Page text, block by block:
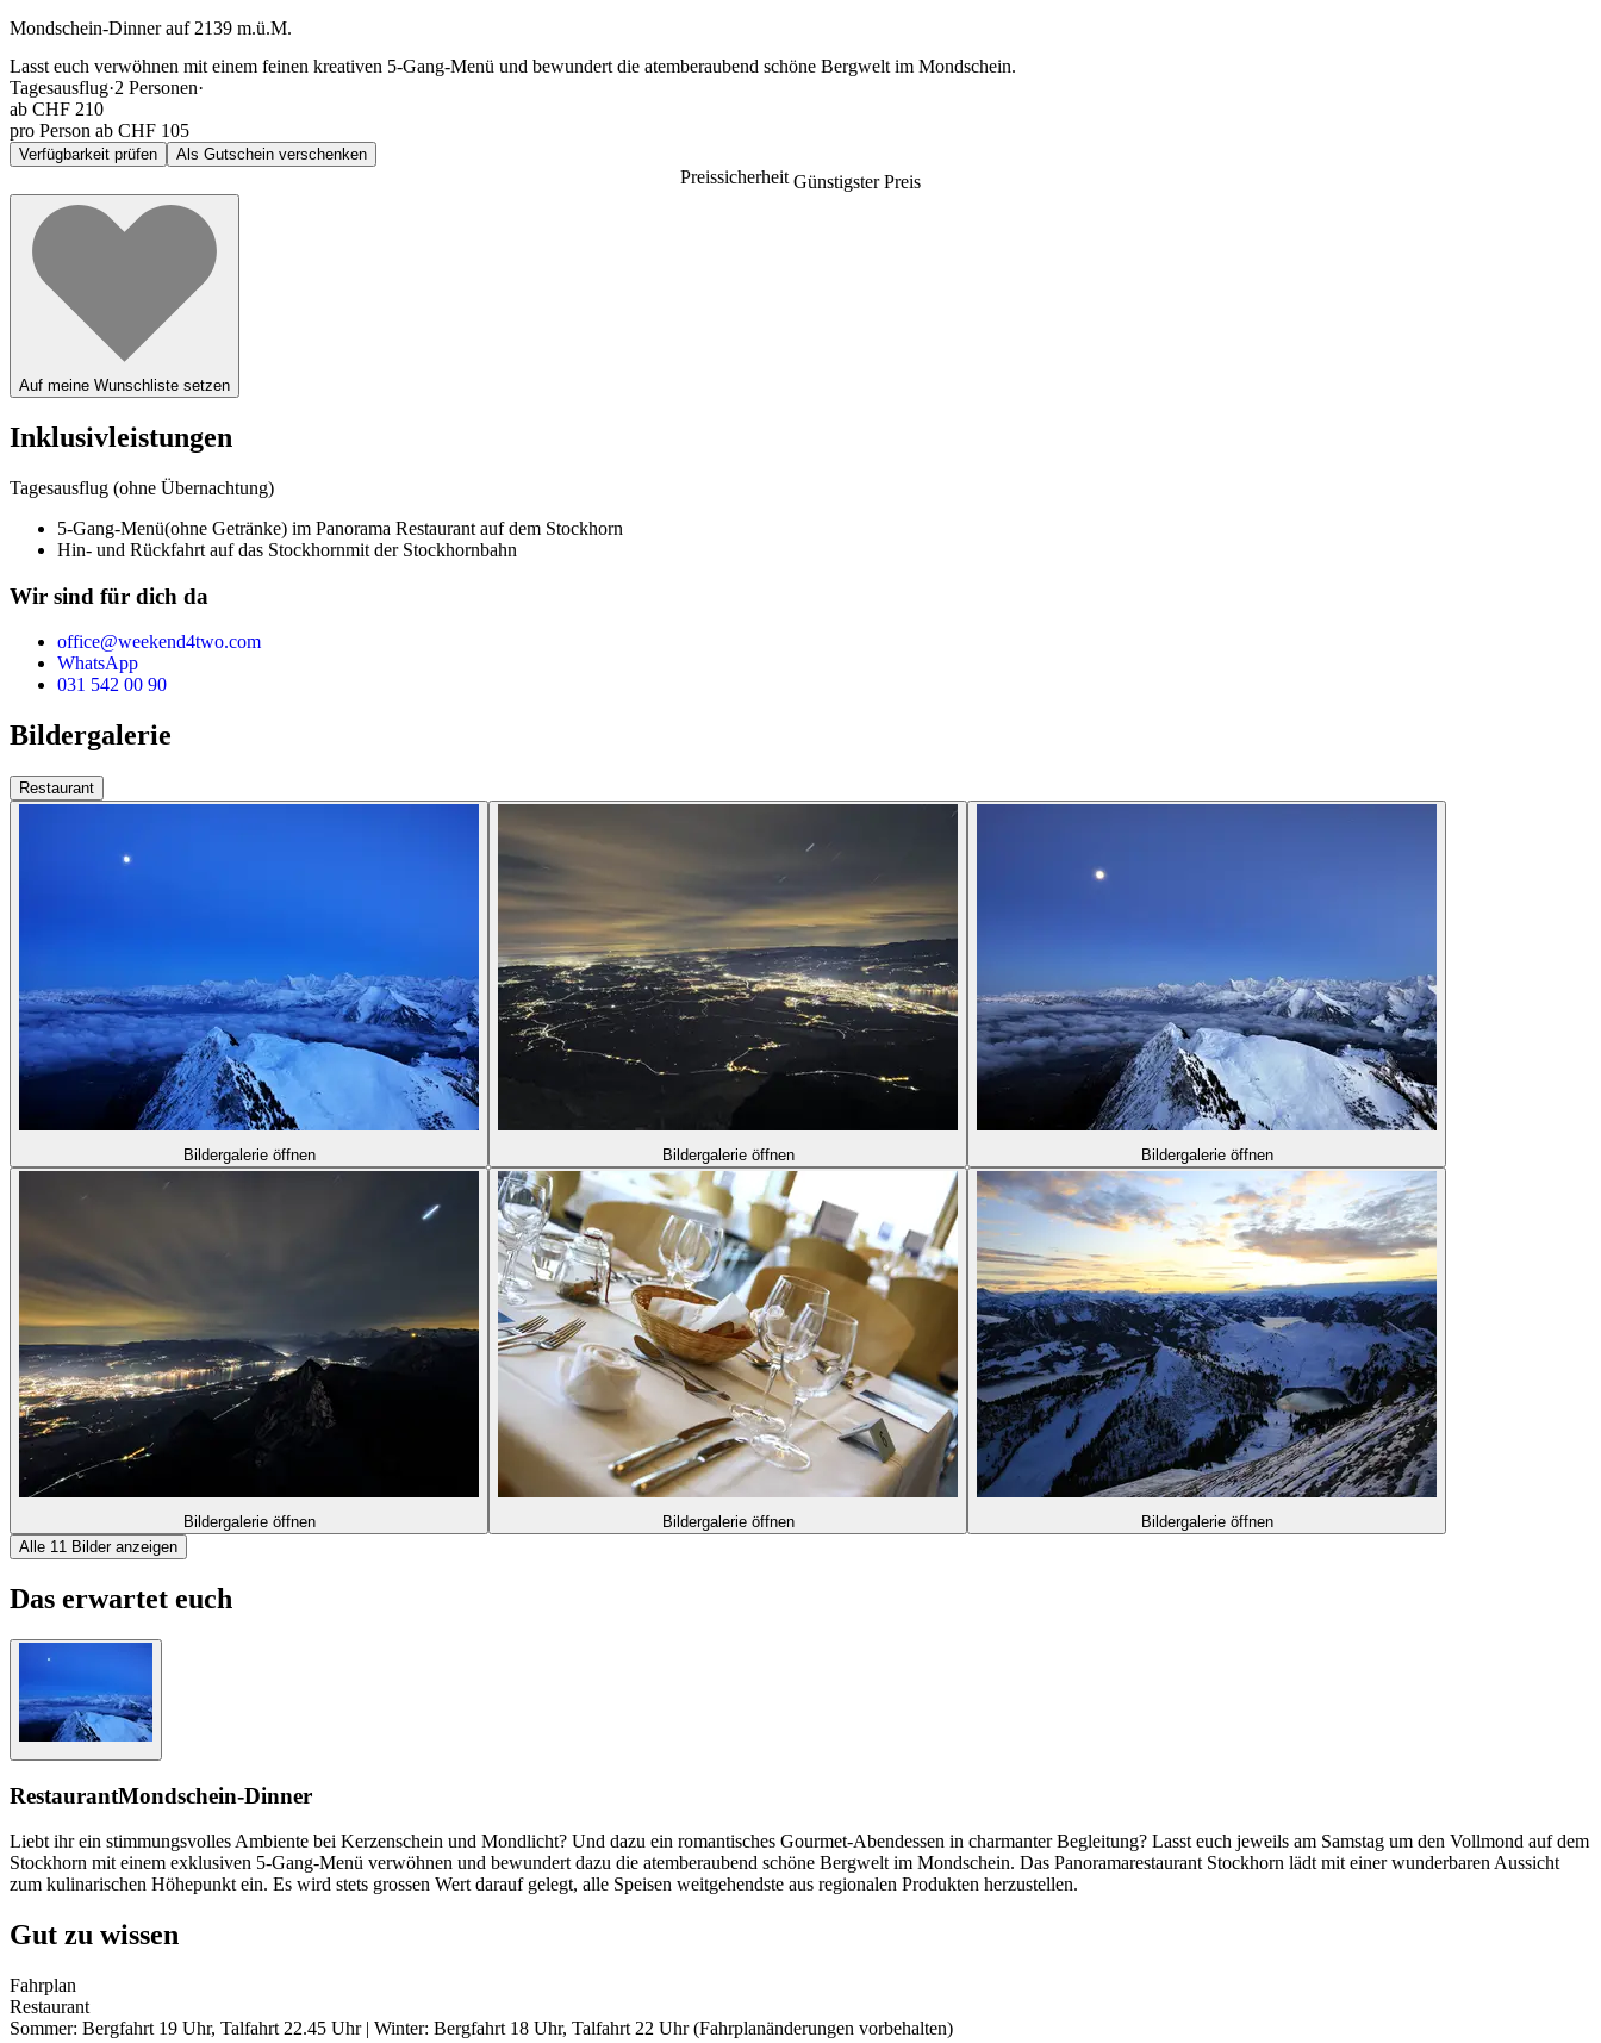
Mondschein-Dinner auf 2139 m.ü.M.
Lasst euch verwöhnen mit einem feinen kreativen 5-Gang-Menü und bewundert die atemberaubend schöne Bergwelt im Mondschein.
Tagesausflug·2 Personen·
ab CHF 210
pro Person ab CHF 105
Verfügbarkeit prüfen Als Gutschein verschenken
Preissicherheit Günstigster Preis
Auf meine Wunschliste setzen
Inklusivleistungen
Tagesausflug (ohne Übernachtung)
5-Gang-Menü(ohne Getränke) im Panorama Restaurant auf dem Stockhorn
Hin- und Rückfahrt auf das Stockhornmit der Stockhornbahn
Wir sind für dich da
office@weekend4two.com
WhatsApp
031 542 00 90
Bildergalerie
Restaurant
Bildergalerie öffnen Bildergalerie öffnen Bildergalerie öffnen
Bildergalerie öffnen Bildergalerie öffnen
Bildergalerie öffnen
Alle 11 Bilder anzeigen
Das erwartet euch
RestaurantMondschein-Dinner
Liebt ihr ein stimmungsvolles Ambiente bei Kerzenschein und Mondlicht? Und dazu ein romantisches Gourmet-Abendessen in charmanter Begleitung? Lasst euch jeweils am Samstag um den Vollmond auf dem
Stockhorn mit einem exklusiven 5-Gang-Menü verwöhnen und bewundert dazu die atemberaubend schöne Bergwelt im Mondschein. Das Panoramarestaurant Stockhorn lädt mit einer wunderbaren Aussicht
zum kulinarischen Höhepunkt ein. Es wird stets grossen Wert darauf gelegt, alle Speisen weitgehendste aus regionalen Produkten herzustellen.
Gut zu wissen
Fahrplan
Restaurant
Sommer: Bergfahrt 19 Uhr, Talfahrt 22.45 Uhr | Winter: Bergfahrt 18 Uhr, Talfahrt 22 Uhr (Fahrplanänderungen vorbehalten)